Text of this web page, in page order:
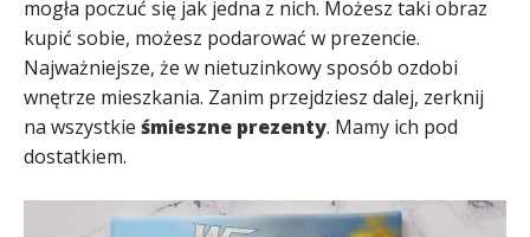
mogła poczuć się jak jedna z nich. Możesz taki obraz
kupić sobie, możesz podarować w prezencie.
Najważniejsze, że w nietuzinkowy sposób ozdobi
wnętrze mieszkania. Zanim przejdziesz dalej, zerknij
na wszystkie śmieszne prezenty. Mamy ich pod
dostatkiem.